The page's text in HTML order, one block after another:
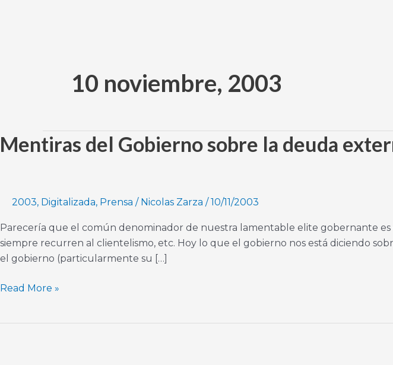
10 noviembre, 2003
Mentiras del Gobierno sobre la deuda
2003, Digitalizada, Prensa / Nicolas Zarza /10/11/2003
Parecería que el común denominador de nuestra lamentable elite gobernante
siempre recurren al clientelismo, etc. Hoy lo que el gobierno nos está diciendo
el gobierno (particularmente su […]
Mentiras
del
externa
Read More »